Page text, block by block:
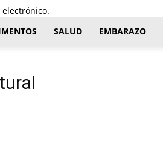
SALUD EMBARAZO